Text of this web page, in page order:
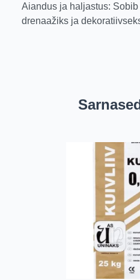
Aiandus ja haljastus:
drenaažiks ja